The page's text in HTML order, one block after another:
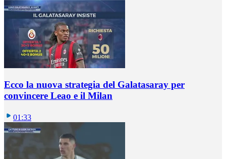
Ecco la nuova strategia del Galatasaray per
convincere Leao e il Milan
01:33